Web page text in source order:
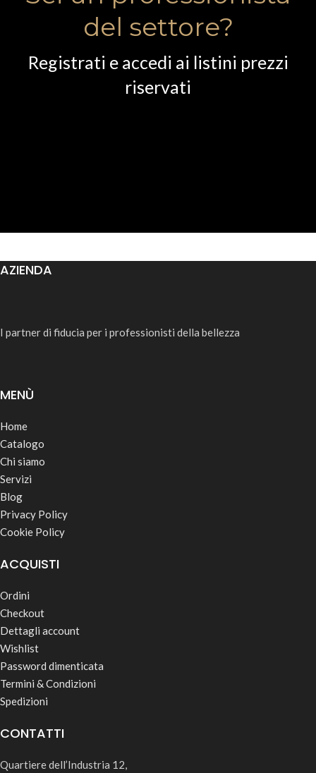
del settore?
Registrati e accedi ai listini prezzi
riservati
AZIENDA
I partner di fiducia per i professionisti della bellezza
MENÙ
Home
Catalogo
Chi siamo
Servizi
Blog
Privacy Policy
Cookie Policy
ACQUISTI
Ordini
Checkout
Dettagli account
Wishlist
Password dimenticata
Termini & Condizioni
Spedizioni
CONTATTI
Quartiere dell’Industria 12,